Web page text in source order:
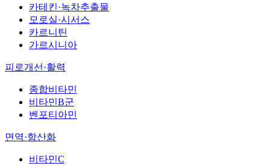
카테킨·녹차추출물
모로실·시서스
카르니틴
가르시니아
피로개선·활력
종합비타민
비타민B군
벤포티아민
면역·항산화
비타민C